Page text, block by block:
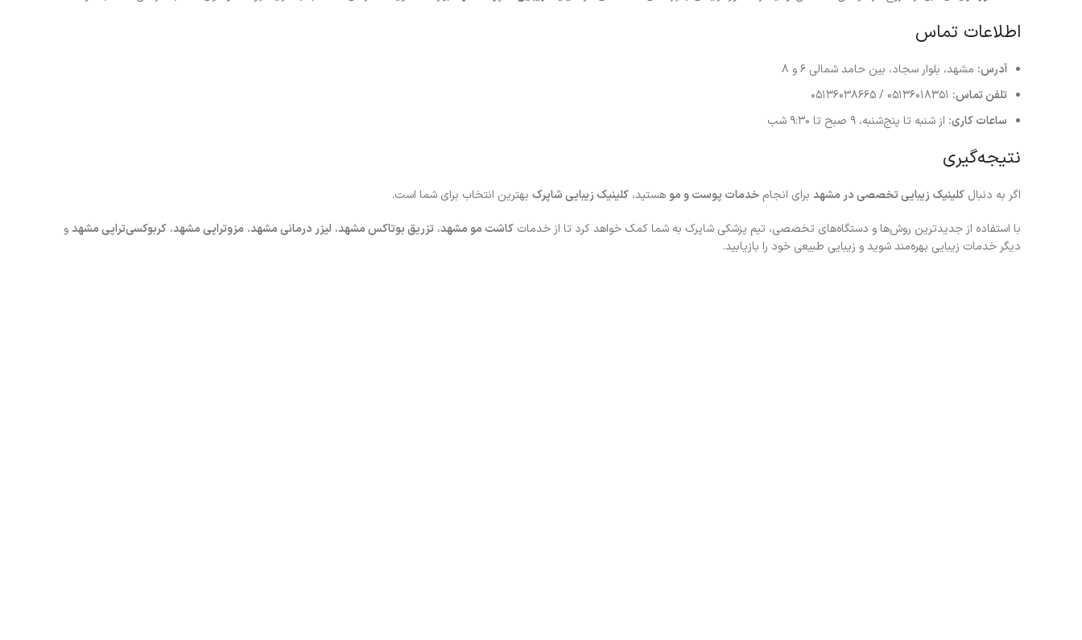
اطلاعات تماس
آدرس: مشهد، بلوار سجاد، بین حامد شمالی ۶ و ۸
تلفن تماس:
ساعات کاری: از شنبه تا پنج‌شنبه، ۹ صبح تا ۹:۳۰ شب
نتیجه‌گیری
اگر به دنبال کلینیک زیبایی تخصصی در مشهد برای انجام خدمات پوست و مو هستید، کلینیک زیبایی شاپرک بهترین انتخاب برای شما است.
با استفاده از جدیدترین روش‌ها و دستگاه‌های تخصصی، تیم پزشکی شاپرک به شما کمک خواهد کرد تا از خدمات کاشت مو مشهد، تزریق بوتاکس مشهد، لیزر درمانی مشهد، مزوتراپی مشهد، کربوکسی‌تراپی مشهدو
دیگر خدمات زیبایی بهره‌مند شوید و زیبایی طبیعی خود را بازیابید.